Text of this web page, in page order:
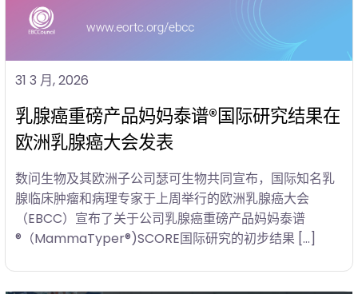
31 3 月, 2026
乳腺癌重磅产品妈妈泰谱®国际研究结果在
欧洲乳腺癌大会发表
数问生物及其欧洲子公司瑟可生物共同宣布，国际知名乳
腺临床肿瘤和病理专家于上周举行的欧洲乳腺癌大会
（EBCC）宣布了关于公司乳腺癌重磅产品妈妈泰谱
®（MammaTyper®)SCORE国际研究的初步结果 […]